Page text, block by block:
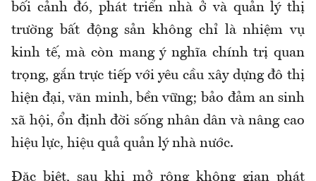
bối cảnh đó, phát triển nhà ở và quản lý thị
trường bất động sản không chỉ là nhiệm vụ
kinh tế, mà còn mang ý nghĩa chính trị quan
trọng, gắn trực tiếp với yêu cầu xây dựng đô thị
hiện đại, văn minh, bền vững; bảo đảm an sinh
xã hội, ổn định đời sống nhân dân và nâng cao
hiệu lực, hiệu quả quản lý nhà nước.
Đặc biệt, sau khi mở rộng không gian phát